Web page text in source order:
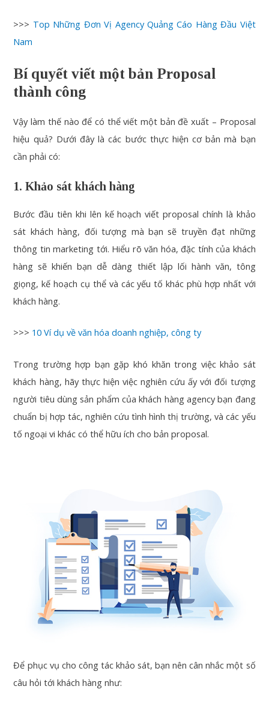
>>> Top Những Đơn Vị Agency Quảng Cáo Hàng Đầu Việt
Nam
Bí quyết viết một bản Proposal
thành công
Vậy làm thế nào để có thể viết một bản đề xuất – Proposal
hiệu quả? Dưới đây là các bước thực hiện cơ bản mà bạn
cần phải có:
1. Khảo sát khách hàng
Bước đầu tiên khi lên kế hoạch viết proposal chính là khảo
sát khách hàng, đối tượng mà bạn sẽ truyền đạt những
thông tin marketing tới. Hiểu rõ văn hóa, đặc tính của khách
hàng sẽ khiến bạn dễ dàng thiết lập lối hành văn, tông
giọng, kế hoạch cụ thể và các yếu tố khác phù hợp nhất với
khách hàng.
>>> 10 Ví dụ về văn hóa doanh nghiệp, công ty
Trong trường hợp bạn gặp khó khăn trong việc khảo sát
khách hàng, hãy thực hiện việc nghiên cứu ấy với đối tượng
người tiêu dùng sản phẩm của khách hàng agency bạn đang
chuẩn bị hợp tác, nghiên cứu tình hình thị trường, và các yếu
tố ngoại vi khác có thể hữu ích cho bản proposal.
Để phục vụ cho công tác khảo sát, bạn nên cân nhắc một số
câu hỏi tới khách hàng như: